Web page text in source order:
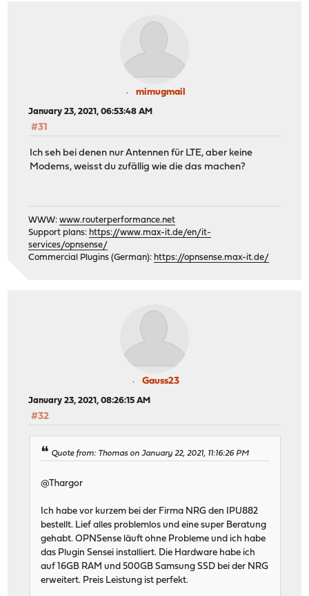
mimugmail
January 23, 2021, 06:53:48 AM
#31
Ich seh bei denen nur Antennen für LTE, aber keine
Modems, weisst du zufällig wie die das machen?
WWW:www.routerperformance.net
Support plans: https://www.max-it.de/en/it-
services/opnsense/
Commercial Plugins (German): https://opnsense.max-it.de/
Gauss23
January 23, 2021, 08:26:15 AM
#32
Quote from: Thomas on January 22, 2021, 11:16:26 PM
@Thargor
Ich habe vor kurzem bei der Firma NRG den IPU882
bestellt. Lief alles problemlos und eine super Beratung
gehabt. OPNSense läuft ohne Probleme und ich habe
das Plugin Sensei installiert. Die Hardware habe ich
auf 16GB RAM und 500GB Samsung SSD bei der NRG
erweitert. Preis Leistung ist perfekt.